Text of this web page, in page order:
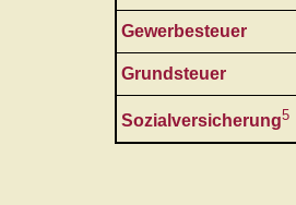
Gewerbesteuer
Grundsteuer
Sozialversicherung5